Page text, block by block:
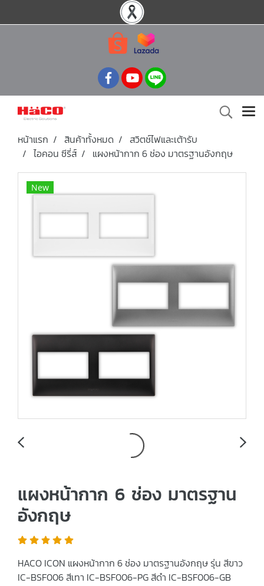
หน้าแรก สินค้าทั้งหมด
สวิตช์ไฟและเต้ารับ
ไอคอน ซีรี่ส์
แผงหน้ากาก 6 ช่อง มาตรฐานอังกฤษ
New
แผงหน้ากาก 6 ช่อง มาตรฐาน
อังกฤษ
HACO ICON แผงหน้ากาก 6 ช่อง มาตรฐานอังกฤษ รุ่น สีขาว
IC-BSF006 สีเทา IC-BSF006-PG สีดำ IC-BSF006-GB